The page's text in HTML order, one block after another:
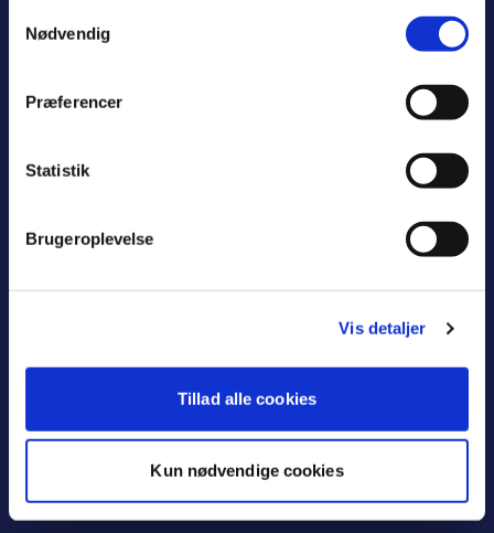
Nødvendig
Præferencer
Statistik
Brugeroplevelse
Vis detaljer
Tillad alle cookies
Kun nødvendige cookies
Kulturområdet
2840 Holte
Cookiepolitik
Tilgængelighedserklæring
Guide: Planlæg et arrangement i
Rudersdal